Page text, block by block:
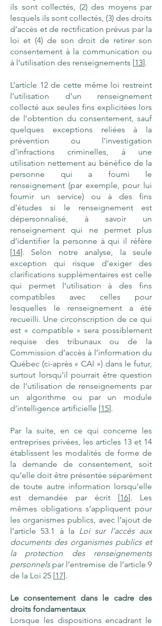
ils sont collectés, (2) des moyens par
lesquels ils sont collectés, (3) des droits
d’accès et de rectification prévus par la
loi et (4) de son droit de retirer son
consentement à la communication ou
à l’utilisation des renseignements [13].
L’article 12 de cette même loi restreint
l’utilisation d’un renseignement
collecté aux seules fins explicitées lors
de l’obtention du consentement, sauf
quelques exceptions reliées à la
prévention ou l’investigation
d’infractions criminelles, à une
utilisation nettement au bénéfice de la
personne qui a fourni le
renseignement (par exemple, pour lui
fournir un service) ou à des fins
d’études si le renseignement est
dépersonnalisé, à savoir un
renseignement qui ne permet plus
d’identifier la personne à qui il réfère
[14]. Selon notre analyse, la seule
exception qui risque d’exiger des
clarifications supplémentaires est celle
qui permet l’utilisation à des fins
compatibles avec celles pour
lesquelles le renseignement a été
recueilli. Une circonscription de ce qui
est « compatible » sera possiblement
requise des tribunaux ou de la
Commission d’accès à l’information du
Québec (ci-après « CAI ») dans le futur,
surtout lorsqu’il pourrait être question
de l’utilisation de renseignements par
un algorithme ou par un module
d’intelligence artificielle [15].
Par la suite, en ce qui concerne les
entreprises privées, les articles 13 et 14
établissent les modalités de forme de
la demande de consentement, soit
qu’elle doit être présentée séparément
de toute autre information lorsqu’elle
est demandée par écrit [16]. Les
mêmes obligations s’appliquent pour
les organismes publics, avec l’ajout de
l’article 53.1 à la Loi sur l’accès aux
documents des organismes publics et
la protection des renseignements
personnelspar l’entremise de l’article 9
de la Loi 25 [17].
Le consentement dans le cadre des
droits fondamentaux
Lorsque les dispositions encadrant le